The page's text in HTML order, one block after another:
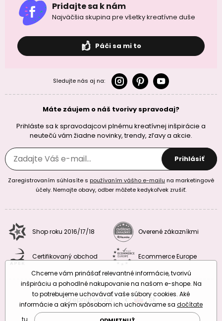
Pridajte sa k nám
Najväčšia skupina pre všetky kreatívne duše
Páči sa mi to
Sledujte nás aj na:
Máte záujem o náš tvorivy spravodaj?
Prihláste sa k spravodajcovi plnému kreatívnej inšpirácie a
neutečú vám žiadne novinky, trendy, zľavy a akcie.
Prihlásiť
Zaregistrovaním súhlasíte s používaním vášho e-mailu na marketingové
účely. Nemajte obavy, odber môžete kedykoľvek zrušiť.
Shop roku 2016/17/18 Overené zákazníkmi
Certifikovaný obchod Ecommerce Europe
Prepnúť verziu: CZSK
Chceme vám prinášať relevantné informácie, tvorivú
inšpiráciu a pohodlné nakupovanie na našom e-shope. Na
to potrebujeme uchovávať vaše súbory cookies. Aké
informácie a akým spôsobom ich uchovávame sa dočítate